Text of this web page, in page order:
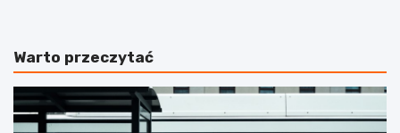
Warto przeczytać